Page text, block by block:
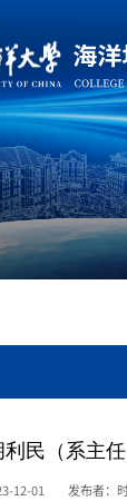
利民（系主任
12-01 发布者：